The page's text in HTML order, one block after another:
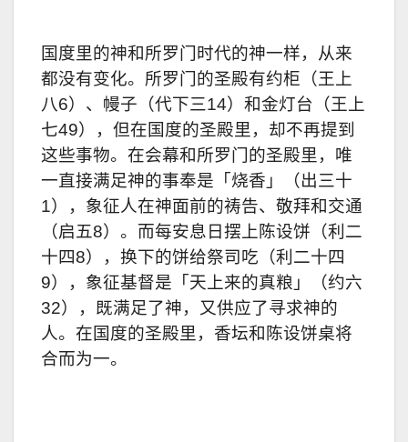
国度里的神和所罗门时代的神一样，从来
都没有变化。所罗门的圣殿有约柜（王上
八6）、幔子（代下三14）和金灯台（王上
七49），但在国度的圣殿里，却不再提到
这些事物。在会幕和所罗门的圣殿里，唯
一直接满足神的事奉是「烧香」（出三十
1），象征人在神面前的祷告、敬拜和交通
（启五8）。而每安息日摆上陈设饼（利二
十四8），换下的饼给祭司吃（利二十四
9），象征基督是「天上来的真粮」（约六
32），既满足了神，又供应了寻求神的
人。在国度的圣殿里，香坛和陈设饼桌将
合而为一。